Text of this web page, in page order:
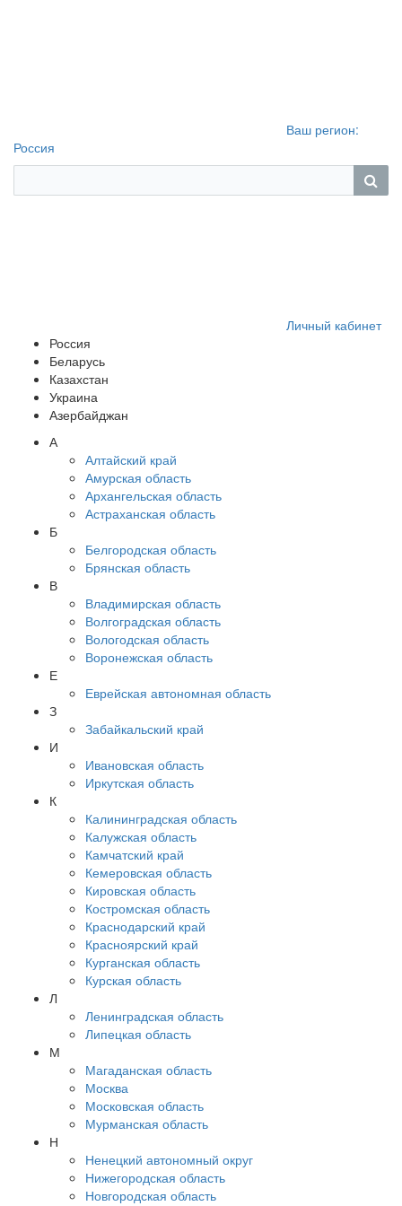
Ваш регион:
Россия
Личный кабинет
Россия
Беларусь
Казахстан
Украина
Азербайджан
А
Алтайский край
Амурская область
Архангельская область
Астраханская область
Б
Белгородская область
Брянская область
В
Владимирская область
Волгоградская область
Вологодская область
Воронежская область
Е
Еврейская автономная область
З
Забайкальский край
И
Ивановская область
Иркутская область
К
Калининградская область
Калужская область
Камчатский край
Кемеровская область
Кировская область
Костромская область
Краснодарский край
Красноярский край
Курганская область
Курская область
Л
Ленинградская область
Липецкая область
М
Магаданская область
Москва
Московская область
Мурманская область
Н
Ненецкий автономный округ
Нижегородская область
Новгородская область